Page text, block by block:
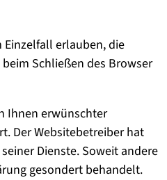
Einzelfall erlauben, die
Schließen des Browser
Ihnen erwünschter
Der Websitebetreiber hat
Dienste. Soweit andere
gesondert behandelt.